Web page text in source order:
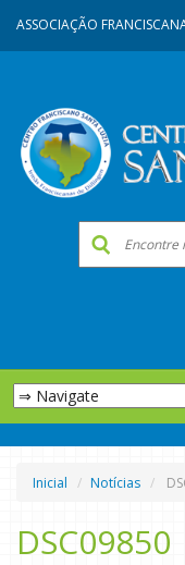
ASSOCIAÇÃO
Inicial Notícias
DSC09850